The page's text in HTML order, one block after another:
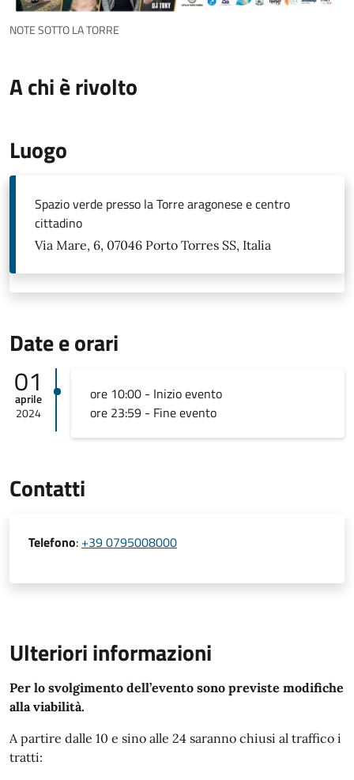
NOTE SOTTO LA TORRE
A chi è rivolto
Luogo
Spazio verde presso la Torre aragonese e centro
cittadino
Via Mare, 6, 07046 Porto Torres SS, Italia
Date e orari
01
aprile
2024
ore 10:00 - Inizio evento
ore 23:59 - Fine evento
Contatti
Telefono: +39 0795008000
Ulteriori informazioni
Per lo svolgimento dell’evento sono previste modifiche
alla viabilità.
A partire dalle 10 e sino alle 24 saranno chiusi al traffico i
tratti: